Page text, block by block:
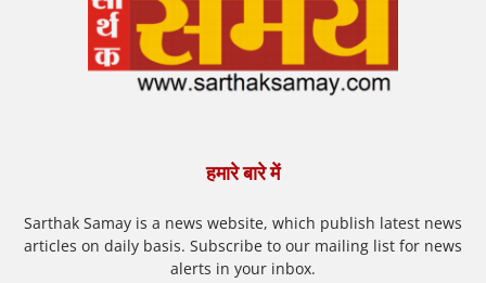
हमारे बारे में
Sarthak Samay is a news website, which publish latest news
articles on daily basis. Subscribe to our mailing list for news
alerts in your inbox.